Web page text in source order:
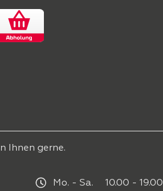
Ihnen gerne.
Mo. - Sa. 10.00 - 19.00